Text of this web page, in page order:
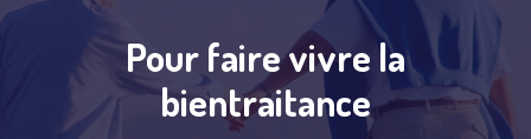
Pour faire vivre la
bientraitance